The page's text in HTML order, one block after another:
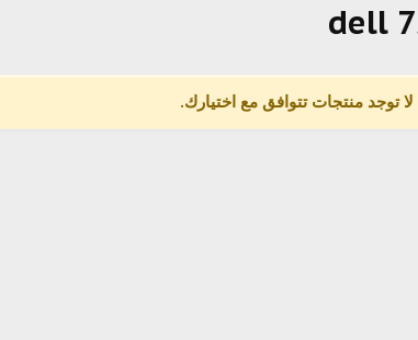
dell
لا توجد منتجات تتوافق مع اختيارك.